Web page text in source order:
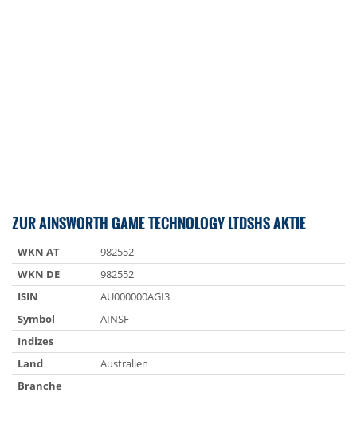
ZUR AINSWORTH GAME TECHNOLOGY LTDSHS AKTIE
WKN AT
982552
WKN DE
982552
ISIN
AU000000AGI3
Symbol
AINSF
Indizes
Land
Australien
Branche